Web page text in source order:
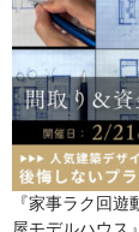
『家事ラク回